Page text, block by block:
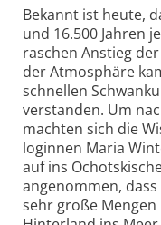
Bekannt ist heute,
und 16.500 Jahren
raschen Anstieg
der Atmo­sphäre
schnellen
verstanden. Um
machten sich die
loginnen Maria
auf ins
angenommen,
sehr große